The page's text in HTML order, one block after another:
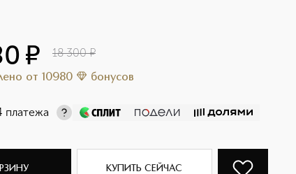
¤ 18 300 ¤
от 10980 бонусов
платежа
КУПИТЬ СЕЙЧАС